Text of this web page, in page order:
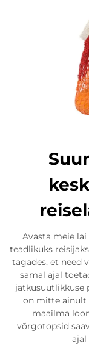
Avasta meie
teadlikuks
tagades, et need
samal ajal
jätkusuutlikkuse
on mitte ainult
maailma
võrgotopsid
ajal